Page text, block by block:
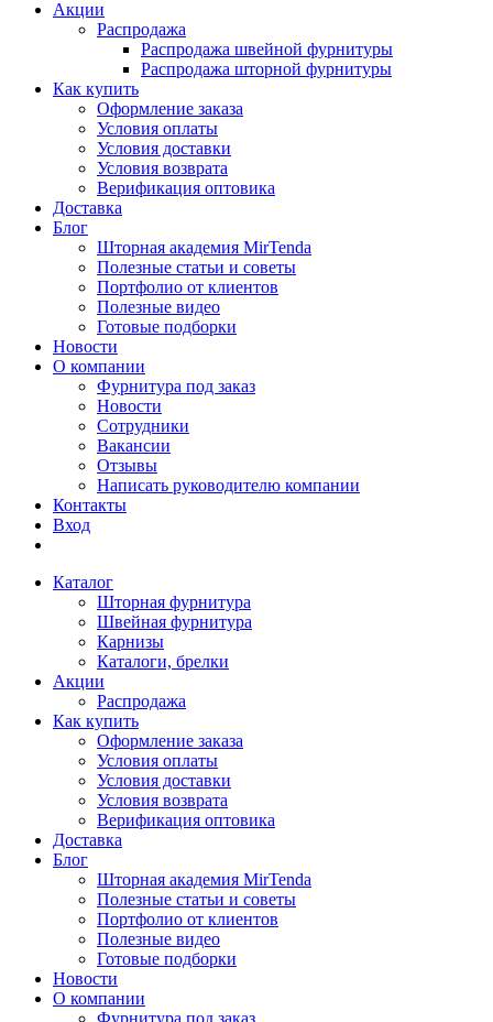
Акции
Распродажа
Распродажа швейной фурнитуры
Распродажа шторной фурнитуры
Как купить
Оформление заказа
Условия оплаты
Условия доставки
Условия возврата
Верификация оптовика
Доставка
Блог
Шторная академия MirTenda
Полезные статьи и советы
Портфолио от клиентов
Полезные видео
Готовые подборки
Новости
О компании
Фурнитура под заказ
Новости
Сотрудники
Вакансии
Отзывы
Написать руководителю компании
Контакты
Вход
Каталог
Шторная фурнитура
Швейная фурнитура
Карнизы
Каталоги, брелки
Акции
Распродажа
Как купить
Оформление заказа
Условия оплаты
Условия доставки
Условия возврата
Верификация оптовика
Доставка
Блог
Шторная академия MirTenda
Полезные статьи и советы
Портфолио от клиентов
Полезные видео
Готовые подборки
Новости
О компании
Фурнитура под заказ